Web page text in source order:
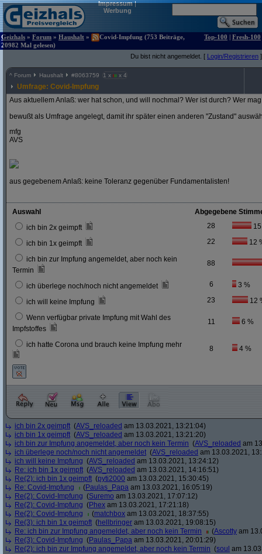
Impressum|
Werbung
Geizhals » Forum » Haushalt »
Covid-Impfung (753 Beiträge,
20982 Mal gelesen)
Top-100 | Fresh-100
Du bist nicht angemeldet. [ Login/Registrieren ]
^ Forum Haushalt #8063759 1 x x 4
Umfrage: Covid-Impfung
Aus aktuellem Anlaß: wer hat schon, und will nochmal? Wer ist durch? Wer
bewußt als Umfrage angelegt, damit ihr später einen anderen "Zustand"
mfg
AVS
aus gegebenem Anlaß: keine Toleranz gegenüber Fundamentalisten!
Auswahl
Abgegebene
ich bin 2x geimpft
28 15
ich bin 1x geimpft 22 12
ich bin zur Impfung angemeldet, aber noch kein
Termin
88
ich überlege noch/noch nicht angemeldet 6 3 %
ich will keine Impfung 23 12
Wenn verfügbar private Impfung mit Wahl des
Impfstoffes
11 6 %
ich hatte Corona und brauch keine Impfung mehr 8 4 %
ich bin 2x geimpft (AVS_reloaded am 13.03.2021, 13:21:04)
ich bin 1x geimpft (AVS_reloaded am 13.03.2021, 13:21:20)
ich bin zur Impfung angemeldet, aber noch kein Termin (AVS_reloaded am
ich überlege noch/noch nicht angemeldet (AVS_reloaded am 13.03.2021,
ich will keine Impfung (AVS_reloaded am 13.03.2021, 13:24:12)
Re: ich bin 1x geimpft (AVS_reloaded am 13.03.2021, 14:16:51)
Re(2): ich bin 1x geimpft (pyti2000 am 13.03.2021, 15:30:45)
Re: Covid-Impfung
(Paulas_Papa am 13.03.2021, 16:05:19)
Re(2): Covid-Impfung (Suremo am 13.03.2021, 17:07:12)
Re(2): Covid-Impfung (Phex am 13.03.2021, 17:21:18)
Re(2): Covid-Impfung
(matchbox am 13.03.2021, 18:37:55)
Re(3): ich bin 1x geimpft (hellbringer am 13.03.2021, 19:08:15)
Re: ich bin zur Impfung angemeldet, aber noch kein Termin
(Ascotty am
Re(3): Covid-Impfung (Paulas_Papa am 13.03.2021, 20:01:29)
Re(2): ich bin zur Impfung angemeldet, aber noch kein Termin (soul am